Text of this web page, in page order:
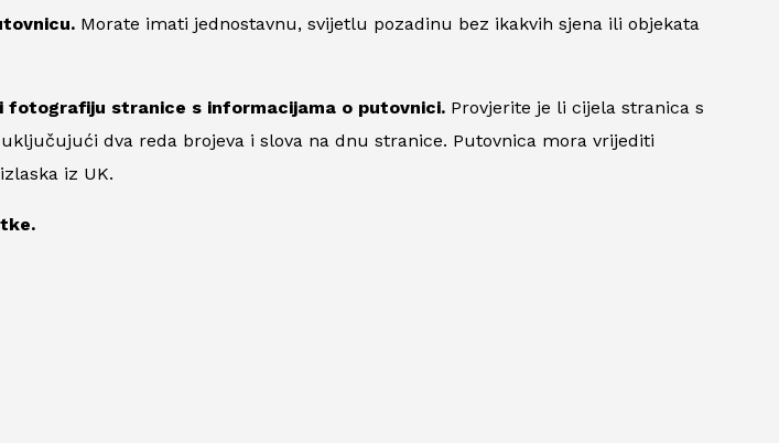
Morate imati jednostavnu, svijetlu pozadinu bez ikakvih sjena ili objekata
fotografiju stranice s informacijama o putovnici. Provjerite je li cijela stranica s
dva reda brojeva i slova na dnu stranice. Putovnica mora vrijediti
iz UK.